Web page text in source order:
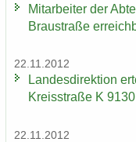
Mit­ar­bei­ter der
Brau­stra­ße
22.11.2012
Lan­des­di­rek­ti­on
Kreis­stra­ße K
22.11.2012